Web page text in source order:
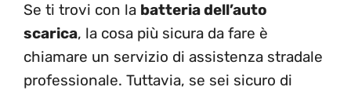
Se ti trovi con la batteria dell’auto
scarica, la cosa più sicura da fare è
chiamare un servizio di assistenza stradale
professionale. Tuttavia, se sei sicuro di